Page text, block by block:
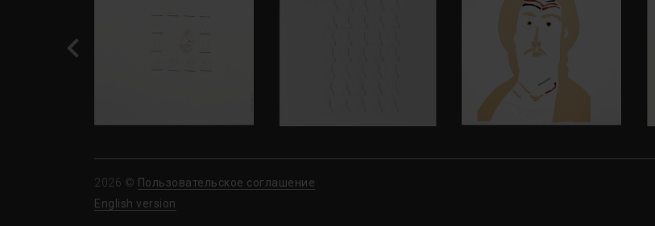
2026 © Пользовательское соглашение
English version